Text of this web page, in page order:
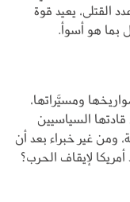
القتلى، يعيد قوة
بما هو أسوأ.
ومسيَّراتها،
السياسيين
ومن غير خبراء بعد أن
لإيقاف الحرب؟